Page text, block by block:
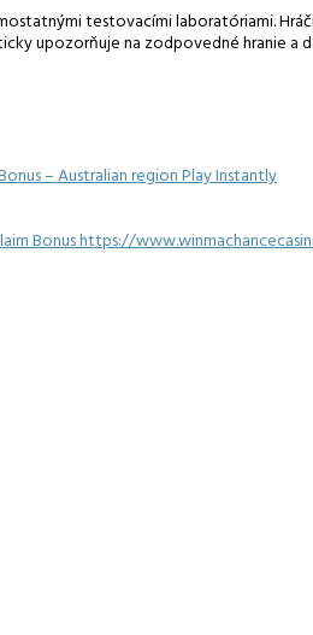
testovacími laboratóriami.
upozorňuje na zodpovedné hranie a
– Australian region Play Instantly
Bonus https://